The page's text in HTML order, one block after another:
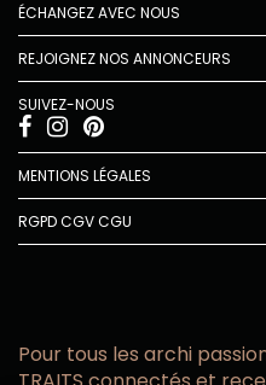
ÉCHANGEZ AVEC NOUS
REJOIGNEZ NOS ANNONCEURS
SUIVEZ-NOUS
MENTIONS LÉGALES
RGPDCGVCGU
Pour tous les archi